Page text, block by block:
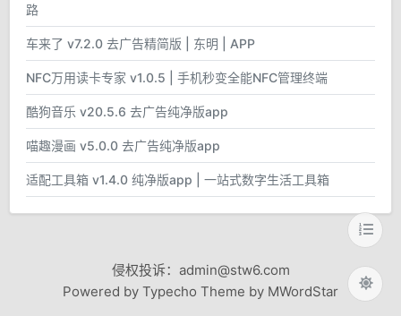
路
车来了 v7.2.0 去广告精简版 | 东明 | APP
NFC万用读卡专家 v1.0.5 | 手机秒变全能NFC管理终端
酷狗音乐 v20.5.6 去广告纯净版app
喵趣漫画 v5.0.0 去广告纯净版app
适配工具箱 v1.4.0 纯净版app | 一站式数字生活工具箱
侵权投诉：admin@stw6.com
Powered by Typecho Theme by MWordStar